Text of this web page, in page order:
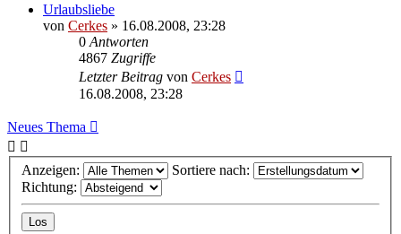
Urlaubsliebe
von Cerkes » 16.08.2008, 23:28
0 Antworten
4867 Zugriffe
Letzter Beitrag von Cerkes
16.08.2008, 23:28
Neues Thema
Anzeigen:
Sortiere nach:
Richtung: